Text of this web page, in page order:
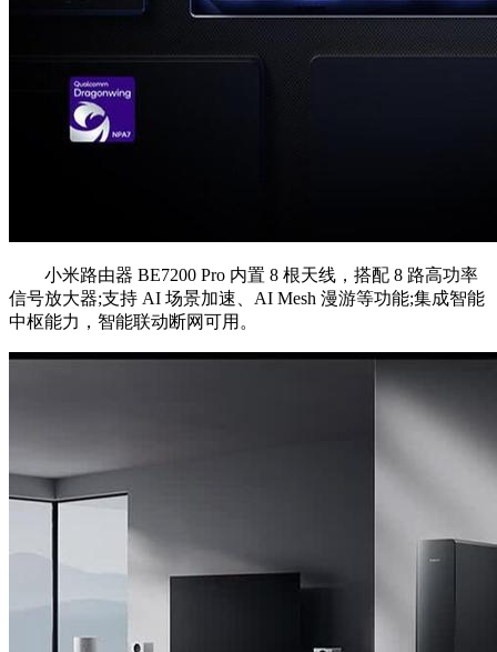
小米路由器 BE7200 Pro 内置 8 根天线，搭配 8 路高功率
信号放大器;支持 AI 场景加速、AI Mesh 漫游等功能;集成智能
中枢能力，智能联动断网可用。